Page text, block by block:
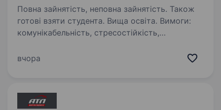
Повна зайнятість, неповна зайнятість. Також
готові взяти студента. Вища освіта. Вимоги:
комунікабельність, стресостійкість,
та співробітників. Умови роботи: позмінно
Обов’язки: реєстрація…
вчора